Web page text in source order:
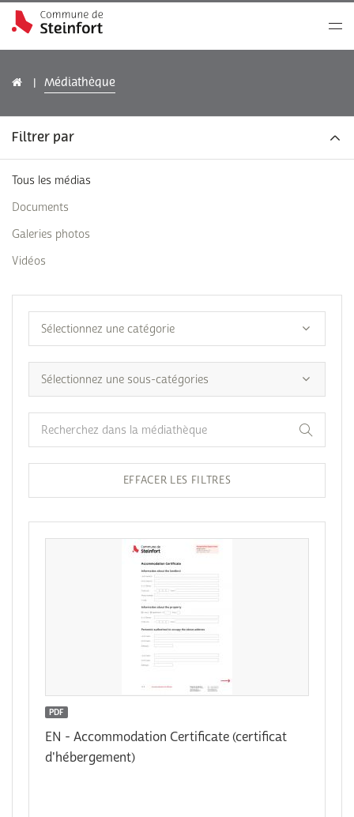
Médiathèque
Filtrer par
Tous les médias
Documents
Galeries photos
Vidéos
EFFACER LES FILTRES
PDF
EN - Accommodation Certificate (certificat
d'hébergement)